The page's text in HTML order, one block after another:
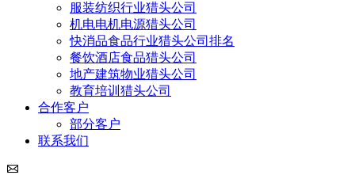
服装纺织行业猎头公司
机电电机电源猎头公司
快消品食品行业猎头公司排名
餐饮酒店食品猎头公司
地产建筑物业猎头公司
教育培训猎头公司
合作客户
部分客户
联系我们